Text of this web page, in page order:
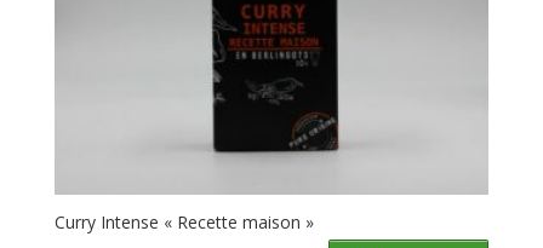
Curry Intense « Recette maison »